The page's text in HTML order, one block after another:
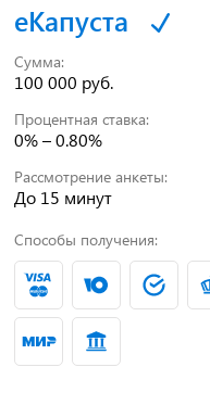
еКапуста
Сумма:
100 000 руб.
Процентная ставка:
0% – 0.80%
Рассмотрение анкеты:
До 15 минут
Способы получения: